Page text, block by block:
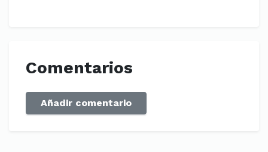
Comentarios
Añadir comentario